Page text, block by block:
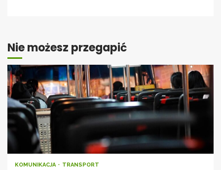
Nie możesz przegapić
KOMUNIKACJA TRANSPORT